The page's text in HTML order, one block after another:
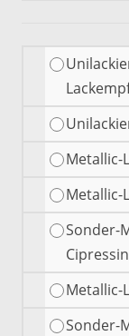
Metallic-
Metallic-
Sonder-
Metallic-
Sonder-